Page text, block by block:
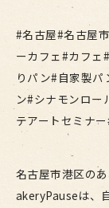
#名古屋#名古屋
ーカフェ#カフェ
りパン#自家製
ン#シナモンロー
テアートセミナ
名古屋市港区の
akeryPauseは、